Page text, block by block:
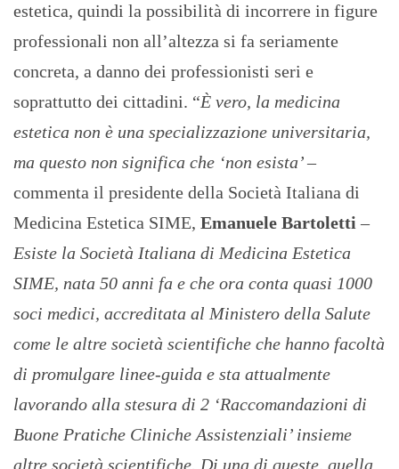
estetica, quindi la possibilità di incorrere in figure
professionali non all’altezza si fa seriamente
concreta, a danno dei professionisti seri e
soprattutto dei cittadini. “È vero, la medicina
estetica non è una specializzazione universitaria,
ma questo non significa che ‘non esista’–
commenta il presidente della Società Italiana di
Medicina Estetica SIME, Emanuele Bartoletti–
Esiste la Società Italiana di Medicina Estetica
SIME, nata 50 anni fa e che ora conta quasi 1000
soci medici, accreditata al Ministero della Salute
come le altre società scientifiche che hanno facoltà
di promulgare linee-guida e sta attualmente
lavorando alla stesura di 2 ‘Raccomandazioni di
Buone Pratiche Cliniche Assistenziali’ insieme
altre società scientifiche. Di una di queste, quella